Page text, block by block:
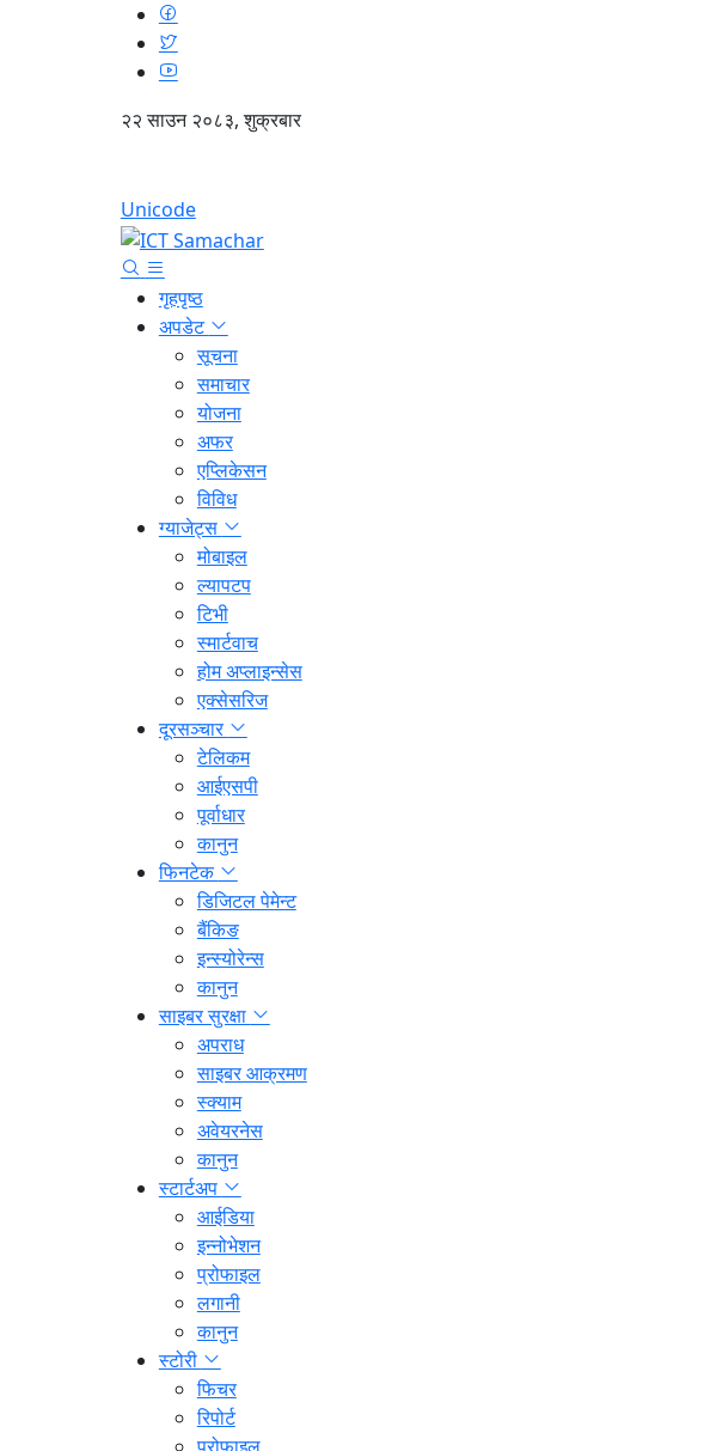
२२ साउन २०८३, शुक्रबार
Unicode
गृहपृष्ठ
अपडेट
सूचना
समाचार
योजना
अफर
एप्लिकेसन
विविध
ग्याजेट्स
मोबाइल
ल्यापटप
टिभी
स्मार्टवाच
होम अप्लाइन्सेस
एक्सेसरिज
दूरसञ्चार
टेलिकम
आईएसपी
पूर्वाधार
कानुन
फिनटेक
डिजिटल पेमेन्ट
बैंकिङ
इन्स्योरेन्स
कानुन
साइबर सुरक्षा
अपराध
साइबर आक्रमण
स्क्याम
अवेयरनेस
कानुन
स्टार्टअप
आईडिया
इन्नोभेशन
प्रोफाइल
लगानी
कानुन
स्टोरी
फिचर
रिपोर्ट